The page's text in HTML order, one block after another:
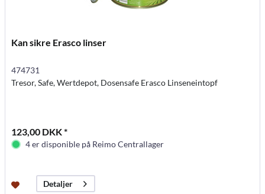
Kan sikre Erasco linser
474731
Tresor, Safe, Wertdepot, Dosensafe Erasco Linseneintopf
123,00 DKK *
4 er disponible på Reimo Centrallager
Detaljer